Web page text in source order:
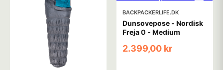
BACKPACKERLIFE.DK
Dunsovepose - Nordisk
Freja 0 - Medium
2.399,00 kr